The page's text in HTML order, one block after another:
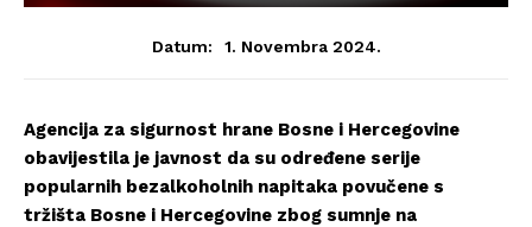
Datum: 1. Novembra 2024.
Agencija za sigurnost hrane Bosne i Hercegovine
obavijestila je javnost da su određene serije
popularnih bezalkoholnih napitaka povučene s
tržišta Bosne i Hercegovine zbog sumnje na